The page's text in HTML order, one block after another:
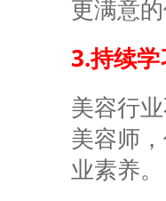
更满意的
3.持续
美容行
美容师
业素养。